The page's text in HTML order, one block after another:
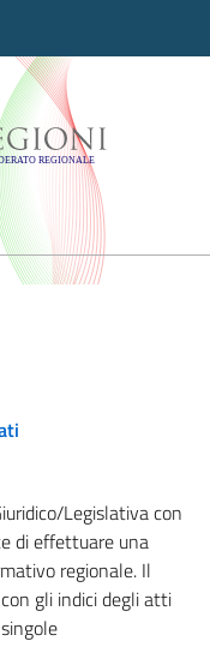
-
Legislativa con
di effettuare una
regionale. Il
gli indici degli atti